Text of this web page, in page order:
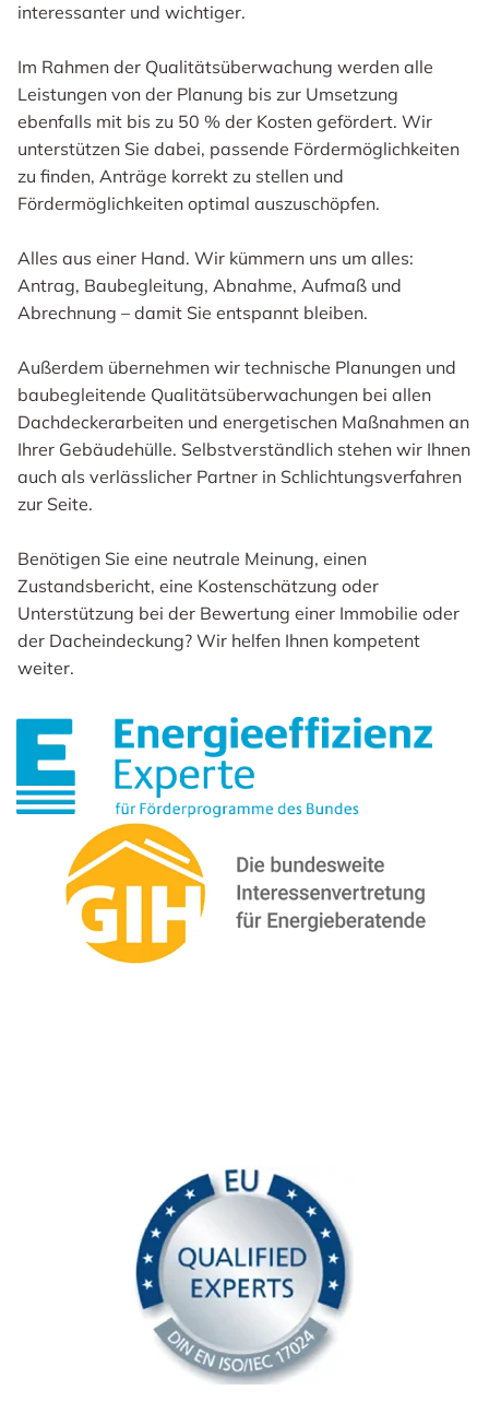
interessanter und wichtiger.
Im Rahmen der Qualitätsüberwachung werden alle
Leistungen von der Planung bis zur Umsetzung
ebenfalls mit bis zu 50 % der Kosten gefördert. Wir
unterstützen Sie dabei, passende Fördermöglichkeiten
zu finden, Anträge korrekt zu stellen und
Fördermöglichkeiten optimal auszuschöpfen.
Alles aus einer Hand. Wir kümmern uns um alles:
Antrag, Baubegleitung, Abnahme, Aufmaß und
Abrechnung – damit Sie entspannt bleiben.
Außerdem übernehmen wir technische Planungen und
baubegleitende Qualitätsüberwachungen bei allen
Dachdeckerarbeiten und energetischen Maßnahmen an
Ihrer Gebäudehülle. Selbstverständlich stehen wir Ihnen
auch als verlässlicher Partner in Schlichtungsverfahren
zur Seite.
Benötigen Sie eine neutrale Meinung, einen
Zustandsbericht, eine Kostenschätzung oder
Unterstützung bei der Bewertung einer Immobilie oder
der Dacheindeckung? Wir helfen Ihnen kompetent
weiter.